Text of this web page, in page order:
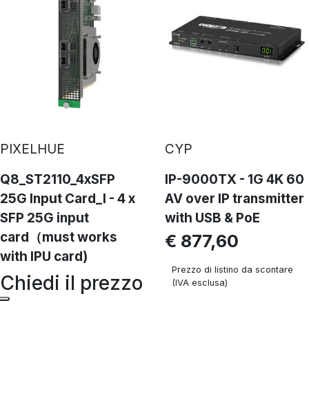
PIXELHUE
Q8_ST2110_4xSFP
25G Input Card_I - 4 x
SFP 25G input
card（must works
with IPU card)
Chiedi il prezzo
CYP
IP-9000TX - 1G 4K 60
AV over IP transmitter
with USB & PoE
€ 877,60
Prezzo di listino da scontare
(IVA esclusa)